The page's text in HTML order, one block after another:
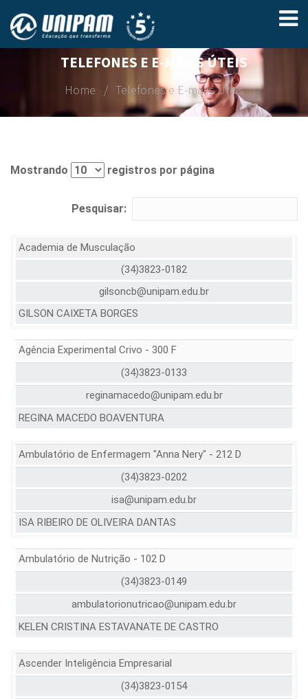
TELEFONES E E-MAILS ÚTEIS
Home Telefones e E-mails Úteis
Mostrando registros por página
Pesquisar:
Academia de Musculação
(34)3823-0182
gilsoncb@unipam.edu.br
GILSON CAIXETA BORGES
Agência Experimental Crivo - 300 F
(34)3823-0133
reginamacedo@unipam.edu.br
REGINA MACEDO BOAVENTURA
Ambulatório de Enfermagem "Anna Nery" - 212 D
(34)3823-0202
isa@unipam.edu.br
ISA RIBEIRO DE OLIVEIRA DANTAS
Ambulatório de Nutrição - 102 D
(34)3823-0149
ambulatorionutricao@unipam.edu.br
KELEN CRISTINA ESTAVANATE DE CASTRO
Ascender Inteligência Empresarial
(34)3823-0154